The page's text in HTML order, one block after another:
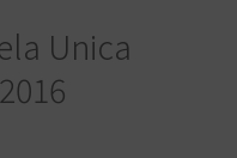
Unica